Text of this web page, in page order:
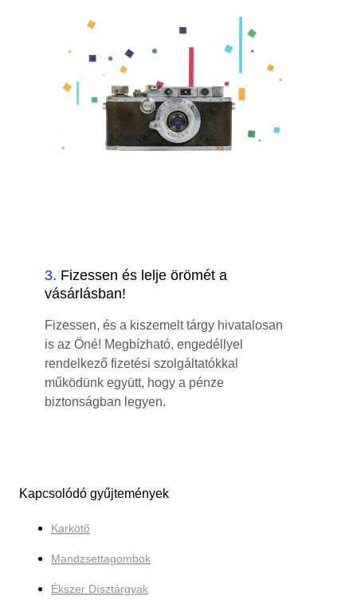
3. Fizessen és lelje örömét a
vásárlásban!
Fizessen, és a kiszemelt tárgy hivatalosan
is az Öné! Megbízható, engedéllyel
rendelkező fizetési szolgáltatókkal
működünk együtt, hogy a pénze
biztonságban legyen.
Kapcsolódó gyűjtemények
Karkötő
Mandzsettagombok
Ékszer Dísztárgyak